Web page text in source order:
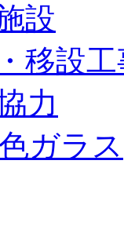
設
移設工
力
ガラス